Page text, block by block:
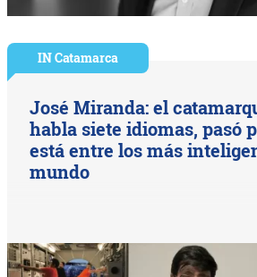
IN Catamarca
José Miranda: el
habla siete idiomas, pasó
está entre los más
mundo